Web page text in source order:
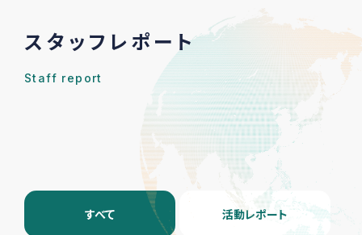
スタッフレポート
Staff report
すべて 活動レポート